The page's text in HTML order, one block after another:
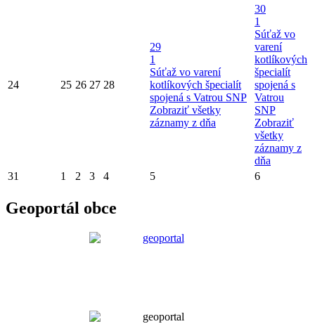
24 25 26 27 28
29
1
Súťaž vo varení
kotlíkových špecialít
spojená s Vatrou SNP
Zobraziť všetky
záznamy z dňa
30
1
Súťaž vo
varení
kotlíkových
špecialít
spojená s
Vatrou
SNP
Zobraziť
všetky
záznamy z
dňa
31
1 2 3 4 5 6
Geoportál obce